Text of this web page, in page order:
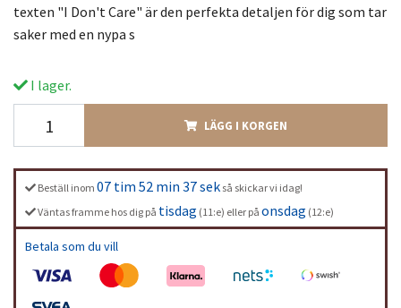
texten "I Don't Care" är den perfekta detaljen för dig som tar
saker med en nypa s
I lager.
LÄGG I KORGEN
Beställ inom 07 tim 52 min 37 sek så skickar vi idag!
Väntas framme hos dig på tisdag (11:e) eller på onsdag (12:e)
Betala som du vill